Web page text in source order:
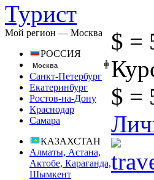
Турист
Мой регион — Москва
РОССИЯ
Москва
Санкт-Петербург
Екатеринбург
Ростов-на-Дону
Краснодар
Самара
КАЗАХСТАН
Алматы, Астана,
Актобе, Караганда,
Шымкент
$ =
$ =